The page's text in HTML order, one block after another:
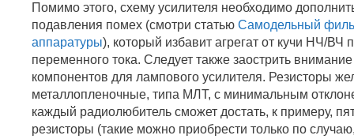
Помимо этого, схему усилителя необходимо
подавления помех (смотри статью Самодельный
аппаратуры), который избавит агрегат от кучи НЧ/ВЧ
переменного тока. Следует также заострить
компонентов для лампового усилителя. Резисторы
металлопленочные, типа МЛТ, с минимальным
каждый радиолюбитель сможет достать, к примеру,
резисторы (такие можно приобрести только по